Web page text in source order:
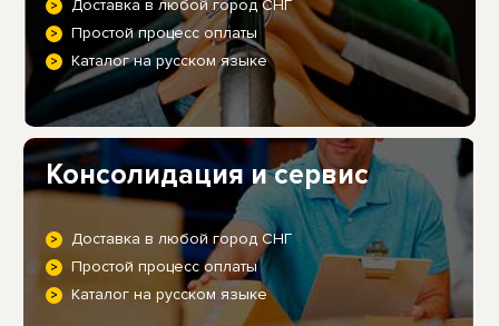
Доставка в любой город СНГ
Простой процесс оплаты
Каталог на русском языке
Консолидация и сервис
Доставка в любой город СНГ
Простой процесс оплаты
Каталог на русском языке